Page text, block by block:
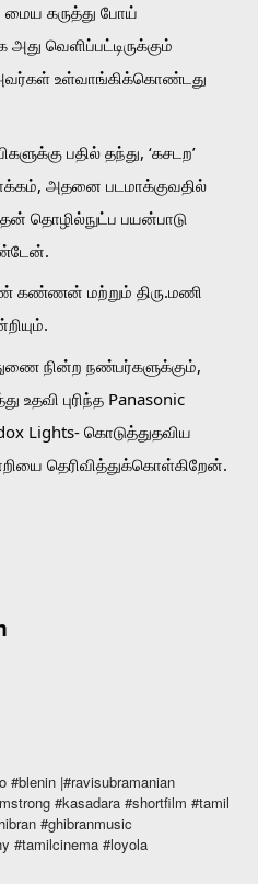
மைய கருத்து போய்
அது வெளிப்பட்டிருக்கும்
உள்வாங்கிக்கொண்டது
பதில் தந்து, ‘கசடற’
அதனை படமாக்குவதில்
தொழில்நுட்ப பயன்பாடு
கண்ணன் மற்றும் திரு.மணி
நின்ற நண்பர்களுக்கும்,
உதவி புரிந்த Panasonic
Lights- கொடுத்துதவிய
தெரிவித்துக்கொள்கிறேன்.
#blenin |#ravisubramanian
#kasadara #shortfilm #tamil
#ghibranmusic
#tamilcinema #loyola